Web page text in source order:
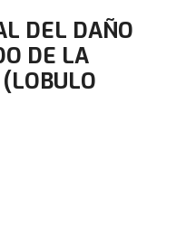
DEL DAÑO
DE LA